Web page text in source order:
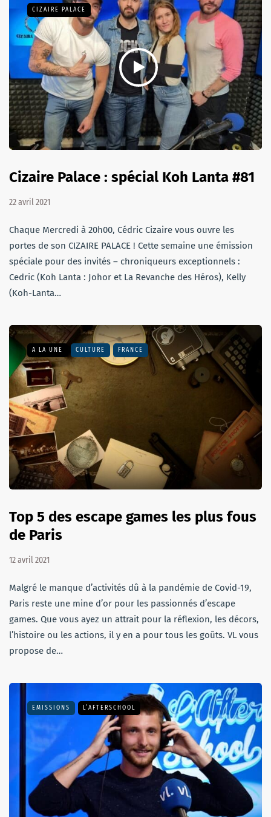
CIZAIRE PALACE
Cizaire Palace : spécial Koh Lanta #81
22 avril 2021
Chaque Mercredi à 20h00, Cédric Cizaire vous ouvre les
portes de son CIZAIRE PALACE ! Cette semaine une émission
spéciale pour des invités – chroniqueurs exceptionnels :
Cedric (Koh Lanta : Johor et La Revanche des Héros), Kelly
(Koh-Lanta…
A LA UNE CULTURE FRANCE
Top 5 des escape games les plus fous
de Paris
12 avril 2021
Malgré le manque d’activités dû à la pandémie de Covid-19,
Paris reste une mine d’or pour les passionnés d’escape
games. Que vous ayez un attrait pour la réflexion, les décors,
l’histoire ou les actions, il y en a pour tous les goûts. VL vous
propose de…
EMISSIONS L’AFTERSCHOOL